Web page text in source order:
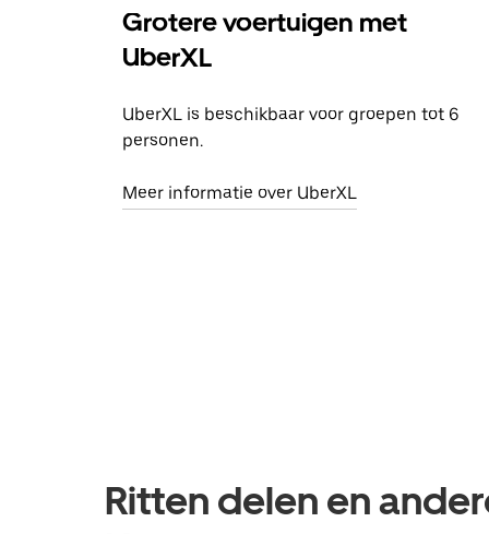
Grotere voertuigen met
UberXL
UberXL is beschikbaar voor groepen tot 6
personen.
Meer informatie over UberXL
Ritten delen en